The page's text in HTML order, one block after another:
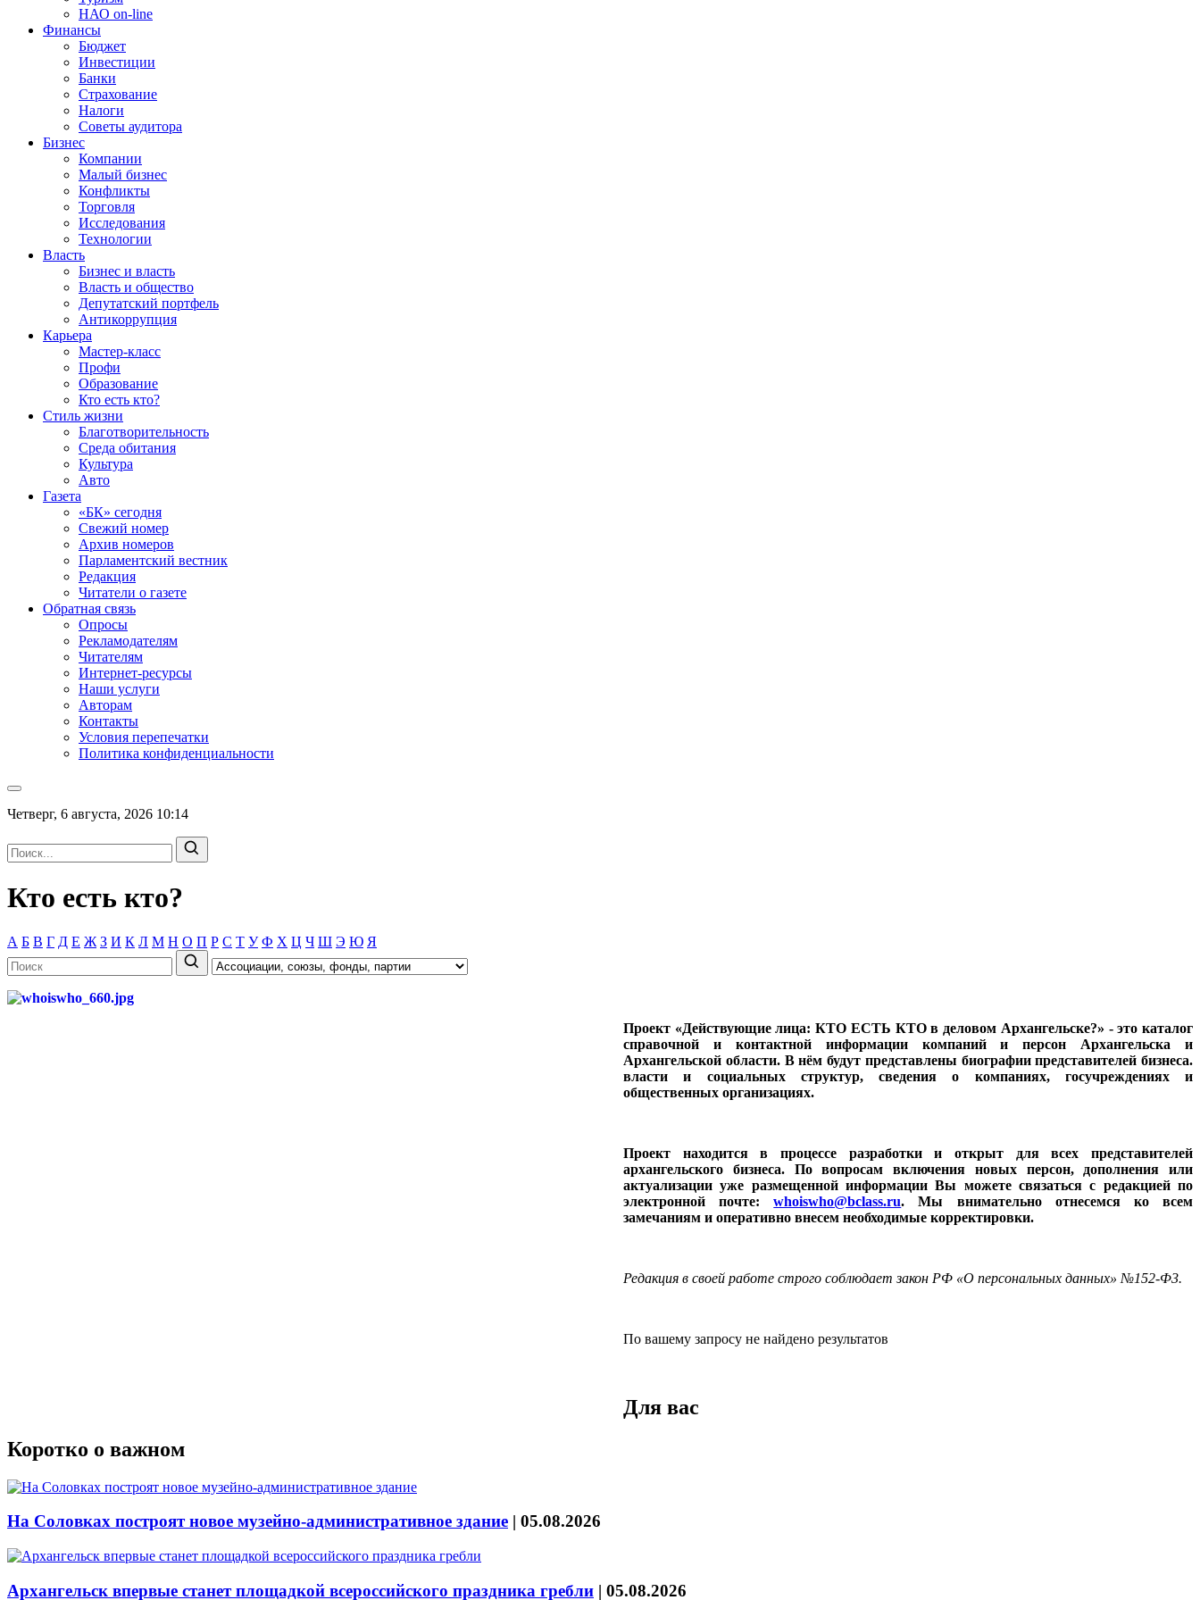
НАО on-line
Финансы
Бюджет
Инвестиции
Банки
Страхование
Налоги
Советы аудитора
Бизнес
Компании
Малый бизнес
Конфликты
Торговля
Исследования
Технологии
Власть
Бизнес и власть
Власть и общество
Депутатский портфель
Антикоррупция
Карьера
Мастер-класс
Профи
Образование
Кто есть кто?
Стиль жизни
Благотворительность
Среда обитания
Культура
Авто
Газета
«БК» сегодня
Свежий номер
Архив номеров
Парламентский вестник
Редакция
Читатели о газете
Обратная связь
Опросы
Рекламодателям
Читателям
Интернет-ресурсы
Наши услуги
Авторам
Контакты
Условия перепечатки
Политика конфиденциальности
Четверг, 6 августа, 2026 10:14
Кто есть кто?
А Б В Г Д Е Ж З И К Л М Н О П Р С Т У Ф Х Ц Ч Ш Э Ю Я
Проект «Действующие лица: КТО ЕСТЬ КТО в деловом Архангельске?» - это каталог
справочной и контактной информации компаний и персон Архангельска и
Архангельской области. В нём будут представлены биографии представителей бизнеса.
власти и социальных структур, сведения о компаниях, госучреждениях и
общественных организациях.
Проект находится в процессе разработки и открыт для всех представителей
архангельского бизнеса. По вопросам включения новых персон, дополнения или
актуализации уже размещенной информации Вы можете связаться с редакцией по
электронной почте:whoiswho@bclass.ru. Мы внимательно отнесемся ко всем
замечаниям и оперативно внесем необходимые корректировки.
Редакция в своей работе строго соблюдает закон РФ «О персональных данных» №152-Ф3.
По вашему запросу не найдено результатов
Для вас
Коротко о важном
На Соловках построят новое музейно-административное здание | 05.08.2026
Архангельск впервые станет площадкой всероссийского праздника гребли | 05.08.2026